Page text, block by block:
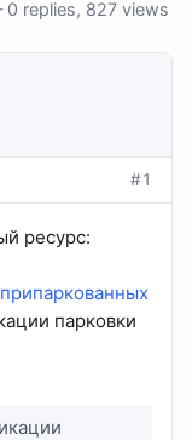
replies, 827 views
#1
ресурс:
парковки